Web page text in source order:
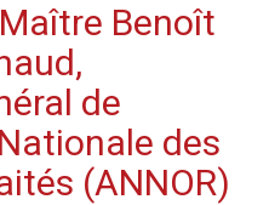
Benoît
de
des
(ANNOR)